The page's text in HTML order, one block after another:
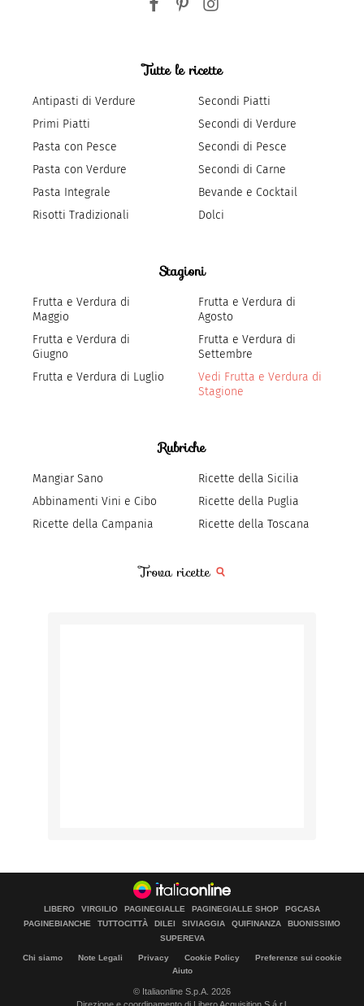
Tutte le ricette
Antipasti di Verdure
Primi Piatti
Pasta con Pesce
Pasta con Verdure
Pasta Integrale
Risotti Tradizionali
Secondi Piatti
Secondi di Verdure
Secondi di Pesce
Secondi di Carne
Bevande e Cocktail
Dolci
Stagioni
Frutta e Verdura di
Maggio
Frutta e Verdura di
Giugno
Frutta e Verdura di Luglio
Frutta e Verdura di
Agosto
Frutta e Verdura di
Settembre
Vedi Frutta e Verdura di
Stagione
Rubriche
Mangiar Sano
Abbinamenti Vini e Cibo
Ricette della Campania
Ricette della Sicilia
Ricette della Puglia
Ricette della Toscana
Trova ricette
LIBERO VIRGILIO PAGINEGIALLE PAGINEGIALLE SHOP
PGCASA
PAGINEBIANCHE
TUTTOCITTÀ DILEI SIVIAGGIA QUIFINANZA
BUONISSIMO
SUPEREVA
Chi siamo Note Legali Privacy Cookie Policy
Preferenze sui cookie
Aiuto
© Italiaonline S.p.A. 2026